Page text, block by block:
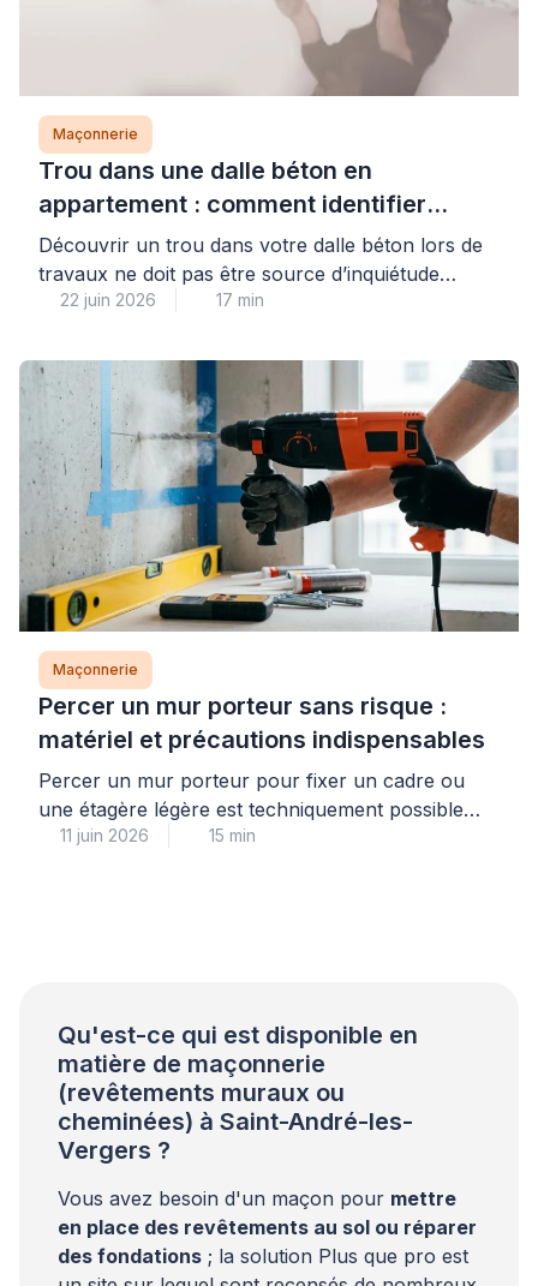
Maçonnerie
Trou dans une dalle béton en
appartement : comment identifier
l’origine et réparer sans risque
Découvrir un trou dans votre dalle béton lors de
travaux ne doit pas être source d’inquiétude
immédiate : dans la majorité des cas, il s’agit d’une
coulage parfaitement réparable. La première
étape consiste à identifier avec méthode la nature
de votre dalle et l’origine du trou, car cette […]
22 juin 2026 17 min
Maçonnerie
Percer un mur porteur sans risque :
matériel et précautions indispensables
Percer un mur porteur pour fixer un cadre ou
une étagère légère est techniquement possible
sans risque structurel, à condition de respecter
11 juin 2026 15 min
Qu'est-ce qui est disponible en
matière de maçonnerie
(revêtements muraux ou
cheminées) à Saint-André-les-
Vergers ?
Vous avez besoin d'un maçon pour mettre
en place des revêtements au sol ou réparer
des fondations ; la solution Plus que pro est